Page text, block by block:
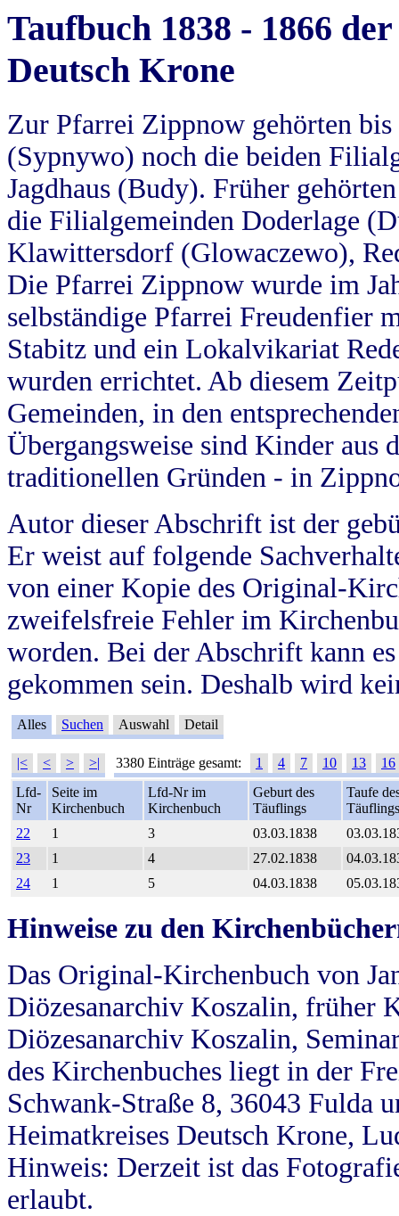
Taufbuch 1838 - 1866
Deutsch Krone
Zur Pfarrei Zippnow gehörten
(Sypnywo) noch die beiden
Jagdhaus (Budy). Früher
die Filialgemeinden Doderlage
Klawittersdorf (Glowaczewo),
Die Pfarrei Zippnow wurde im
selbständige Pfarrei Freudenfier
Stabitz und ein Lokalvikariat
wurden errichtet. Ab diesem
Gemeinden, in den
Übergangsweise sind Kinder aus
traditionellen Gründen - in
Autor dieser Abschrift ist der
Er weist auf folgende
von einer Kopie des Original-
zweifelsfreie Fehler im
worden. Bei der Abschrift kann
gekommen sein. Deshalb wird
Alles Suchen Auswahl Detail
|< < > >| 3380 Einträge gesamt: 1 4 7 10 13
16
Lfd-
Nr
Seite im
Kirchenbuch
Lfd-Nr im
Kirchenbuch
Geburt des
Täuflings
Taufe
Täuflings
22
1 3 03.03.1838
23
1 4 27.02.1838
24
1 5 04.03.1838
Hinweise zu den
Das Original-Kirchenbuch von
Diözesanarchiv Koszalin, früher
Diözesanarchiv Koszalin,
des Kirchenbuches liegt in der
Schwank-Straße 8, 36043 Fulda
Heimatkreises Deutsch Krone,
Hinweis: Derzeit ist das
erlaubt.